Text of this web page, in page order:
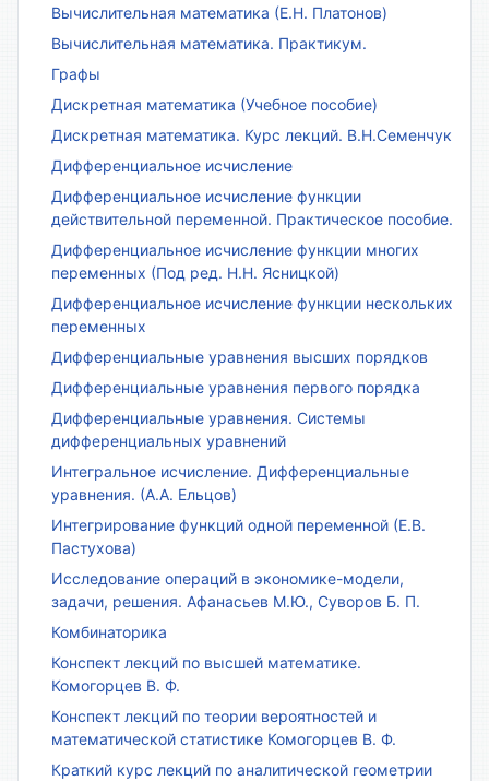
Вычислительная математика (Е.Н. Платонов)
Вычислительная математика. Практикум.
Графы
Дискретная математика (Учебное пособие)
Дискретная математика. Курс лекций. В.Н.Семенчук
Дифференциальное исчисление
Дифференциальное исчисление функции
действительной переменной. Практическое пособие.
Дифференциальное исчисление функции многих
переменных (Под ред. Н.Н. Ясницкой)
Дифференциальное исчисление функции нескольких
переменных
Дифференциальные уравнения высших порядков
Дифференциальные уравнения первого порядка
Дифференциальные уравнения. Системы
дифференциальных уравнений
Интегральное исчисление. Дифференциальные
уравнения. (А.А. Ельцов)
Интегрирование функций одной переменной (Е.В.
Пастухова)
Исследование операций в экономике-модели,
задачи, решения. Афанасьев М.Ю., Суворов Б. П.
Комбинаторика
Конспект лекций по высшей математике.
Комогорцев В. Ф.
Конспект лекций по теории вероятностей и
математической статистике Комогорцев В. Ф.
Краткий курс лекций по аналитической геометрии